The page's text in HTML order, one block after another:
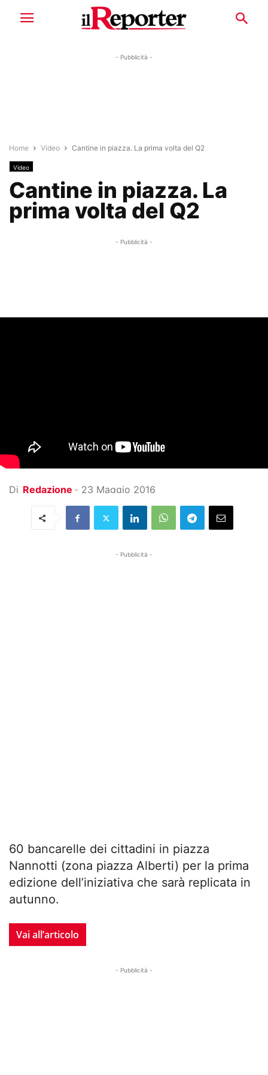
- Pubblicità -
Home Video Cantine in piazza. La prima volta del Q2
Video
Cantine in piazza. La
prima volta del Q2
- Pubblicità -
Di Redazione - 23 Maggio 2016
- Pubblicità -
60 bancarelle dei cittadini in piazza
Nannotti (zona piazza Alberti) per la prima
edizione dell’iniziativa che sarà replicata in
autunno.
Vai all’articolo
- Pubblicità -